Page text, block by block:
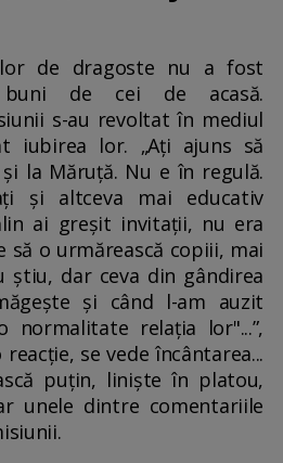
de dragoste nu a fost
de cei de acasă.
s-au revoltat în mediul
iubirea lor. „Ați ajuns să
la Măruță. Nu e în regulă.
și altceva mai educativ
ai greșit invitații, nu era
o urmărească copiii, mai
știu, dar ceva din gândirea
și când l-am auzit
normalitate relația lor"...”,
se vede încântarea...
puțin, liniște în platou,
unele dintre comentariile